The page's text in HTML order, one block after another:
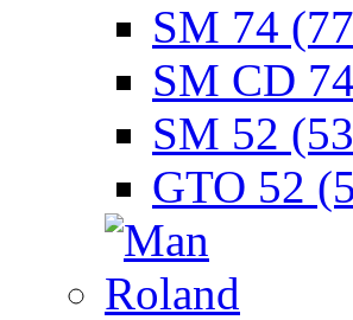
SM 74
SM CD
SM 52
GTO 52